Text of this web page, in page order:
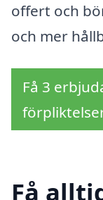
offert och
och mer
Få 3
Få